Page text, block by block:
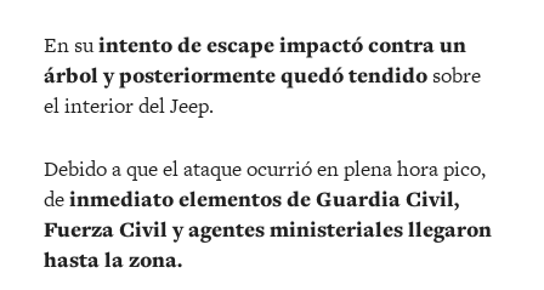
En suintento de escape impactó contra un
árbol y posteriormente quedó tendidosobre
el interior del Jeep.
Debido a que el ataque ocurrió en plena hora pico,
deinmediato elementos de Guardia Civil,
Fuerza Civil y agentes ministeriales llegaron
hasta la zona.